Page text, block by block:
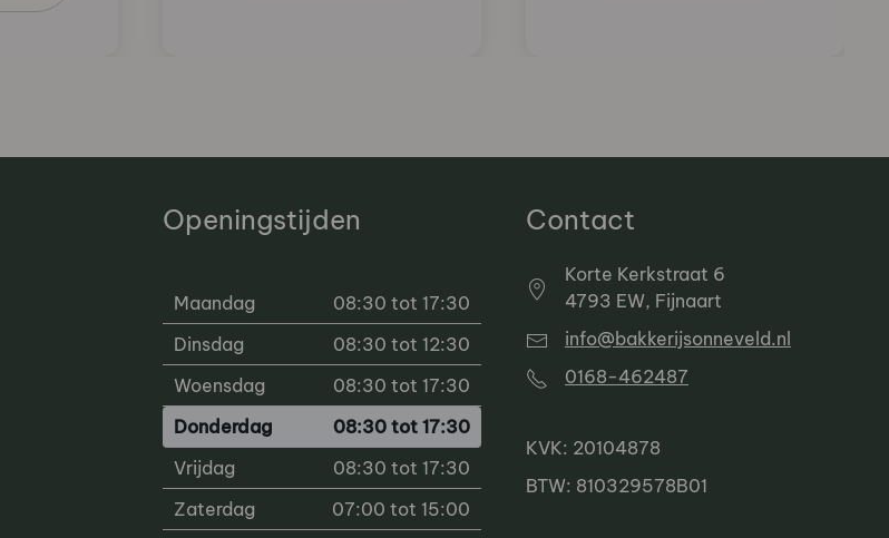
Openingstijden
Maandag
08:30 tot 17:30
Dinsdag
08:30 tot 12:30
Woensdag
08:30 tot 17:30
Donderdag
08:30 tot 17:30
Vrijdag
08:30 tot 17:30
Zaterdag
07:00 tot 15:00
Contact
Korte Kerkstraat 6
4793 EW, Fijnaart
info@bakkerijsonneveld.nl
0168-462487
KVK: 20104878
BTW: 810329578B01